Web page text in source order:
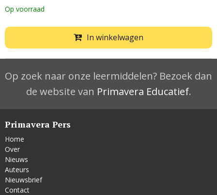
Op voorraad
In winkelwagen
Op zoek naar onze leermiddelen? Bezoek dan
de website van Primavera Educatief.
Primavera Pers
Home
Over
Nieuws
Auteurs
Nieuwsbrief
Contact